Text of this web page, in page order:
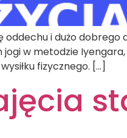
i dużo dobrego
w metodzie
fizycznego. […]